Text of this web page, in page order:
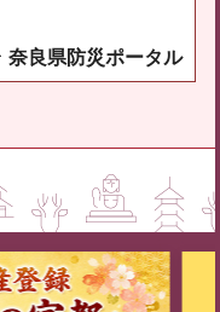
奈良県防災ポータル